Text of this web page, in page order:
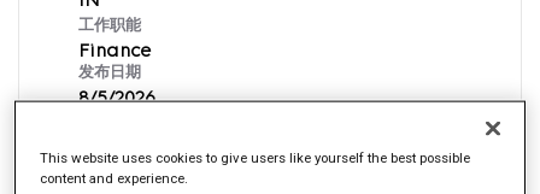
工作职能
Finance
发布日期
8/5/2026
This website uses cookies to give users like yourself the best possible
content and experience.